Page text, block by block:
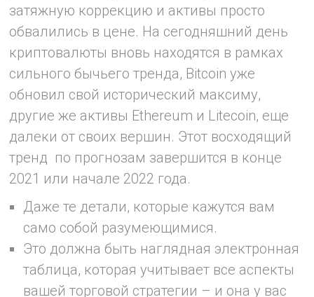
затяжную коррекцию и активы просто
обвалились в цене. На сегодняшний день
криптовалюты вновь находятся в рамках
сильного бычьего тренда, Bitcoin уже
обновил свой исторический максиму,
другие же активы Ethereum и Litecoin, еще
далеки от своих вершин. Этот восходящий
тренд по прогнозам завершится в конце
2021 или начале 2022 года.
Даже те детали, которые кажутся вам
само собой разумеющимися.
Это должна быть наглядная электронная
таблица, которая учитывает все аспекты
вашей торговой стратегии – и она у вас